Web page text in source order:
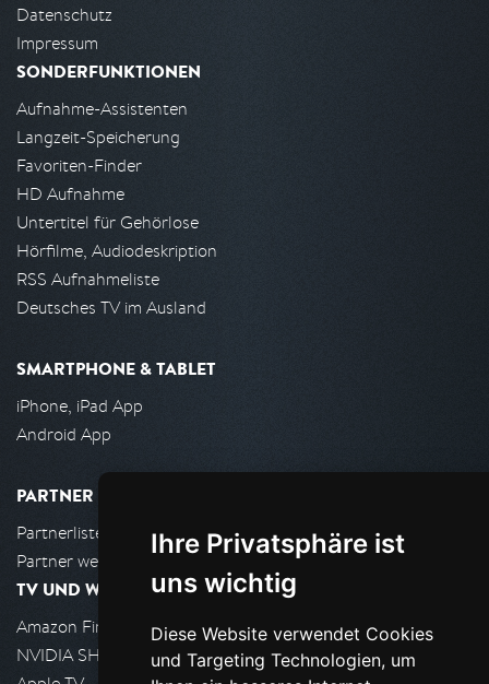
Ihre Privatsphäre ist
uns wichtig
Diese Website verwendet Cookies
und Targeting Technologien, um
Datenschutz
Impressum
SONDERFUNKTIONEN
Aufnahme-Assistenten
Langzeit-Speicherung
Favoriten-Finder
HD Aufnahme
Untertitel für Gehörlose
Hörfilme, Audiodeskription
RSS Aufnahmeliste
Deutsches TV im Ausland
SMARTPHONE & TABLET
iPhone, iPad App
Android App
PARTNER
Partnerliste
Partner werden
TV UND WOHNZIMMER
Amazon FireTV
NVIDIA SHIELD, Google TV